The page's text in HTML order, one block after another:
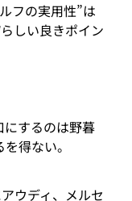
フの実用性”は
しい良きポイン
するのは野暮
得ない。
ウディ、メルセ